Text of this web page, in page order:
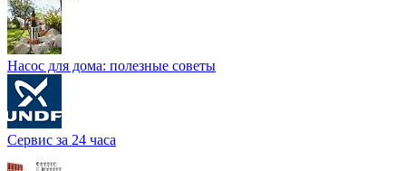
Насос для дома: полезные советы
Сервис за 24 часа